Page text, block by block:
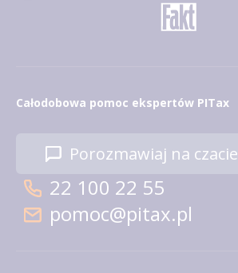
Całodobowa pomoc ekspertów PITax
Porozmawiaj na czacie
22 100 22 55
pomoc@pitax.pl